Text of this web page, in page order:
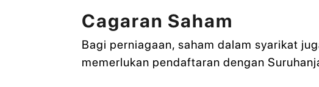
Cagaran Saham
Bagi perniagaan, saham dalam syarikat
memerlukan pendaftaran dengan